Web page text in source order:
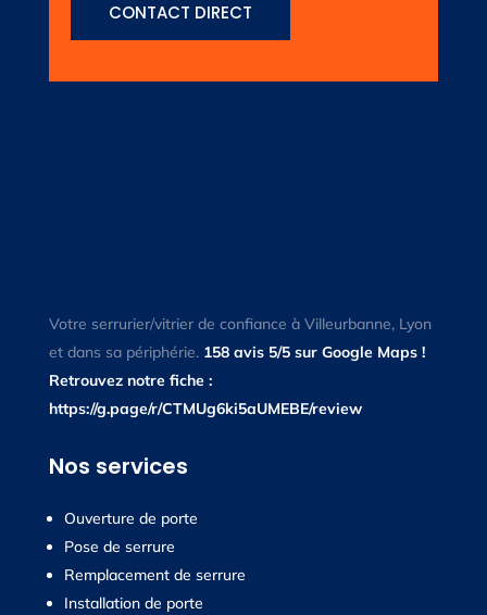
CONTACT DIRECT
Votre serrurier/vitrier de confiance à Villeurbanne, Lyon
et dans sa périphérie. 158 avis 5/5 sur Google Maps !
Retrouvez notre fiche :
https://g.page/r/CTMUg6ki5aUMEBE/review
Nos services
Ouverture de porte
Pose de serrure
Remplacement de serrure
Installation de porte